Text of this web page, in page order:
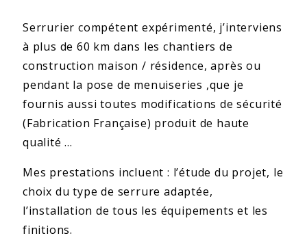
Serrurier compétent expérimenté, j’interviens
à plus de 60 km dans les chantiers de
construction maison / résidence, après ou
pendant la pose de menuiseries ,que je
fournis aussi toutes modifications de sécurité
(Fabrication Française) produit de haute
qualité ...
Mes prestations incluent : l’étude du projet, le
choix du type de serrure adaptée,
l’installation de tous les équipements et les
finitions.